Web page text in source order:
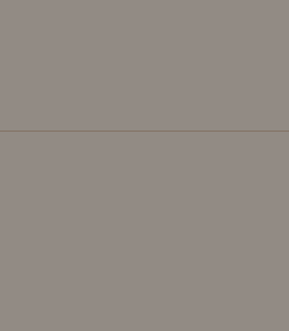
como